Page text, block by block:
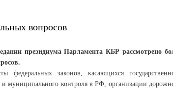
вопросов
президиума Парламента КБР рассмотрено
федеральных законов, касающихся
и муниципального контроля в РФ, организации